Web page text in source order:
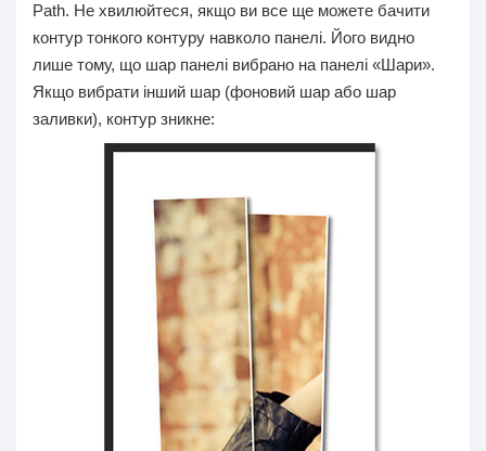
Path. Не хвилюйтеся, якщо ви все ще можете бачити
контур тонкого контуру навколо панелі. Його видно
лише тому, що шар панелі вибрано на панелі «Шари».
Якщо вибрати інший шар (фоновий шар або шар
заливки), контур зникне: